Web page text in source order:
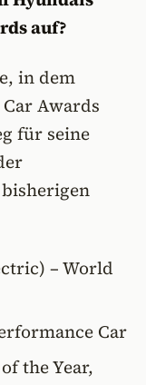
auf?
in dem
Awards
für seine
– World
Car
the Year,